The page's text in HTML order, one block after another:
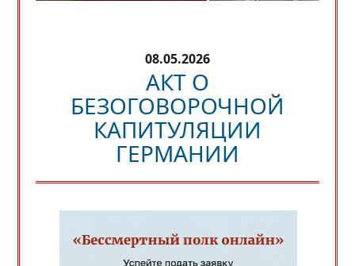
08.05.2026
АКТ О
БЕЗОГОВОРОЧНОЙ
КАПИТУЛЯЦИИ
ГЕРМАНИИ